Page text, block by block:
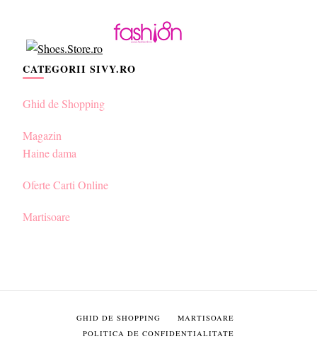
CATEGORII SIVY.RO
Ghid de Shopping
Magazin
Haine dama
Oferte Carti Online
Martisoare
GHID DE SHOPPING
MARTISOARE
POLITICA DE CONFIDENTIALITATE